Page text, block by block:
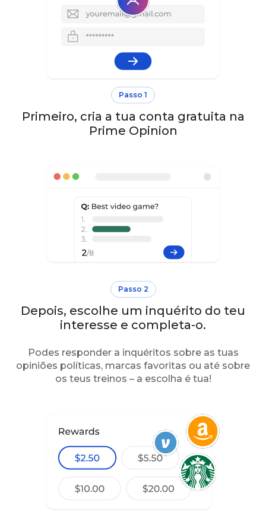
Passo 1
Primeiro, cria a tua conta gratuita na
Prime Opinion
Passo 2
Depois, escolhe um inquérito do teu
interesse e completa-o.
Podes responder a inquéritos sobre as tuas
opiniões políticas, marcas favoritas ou até sobre
os teus treinos – a escolha é tua!